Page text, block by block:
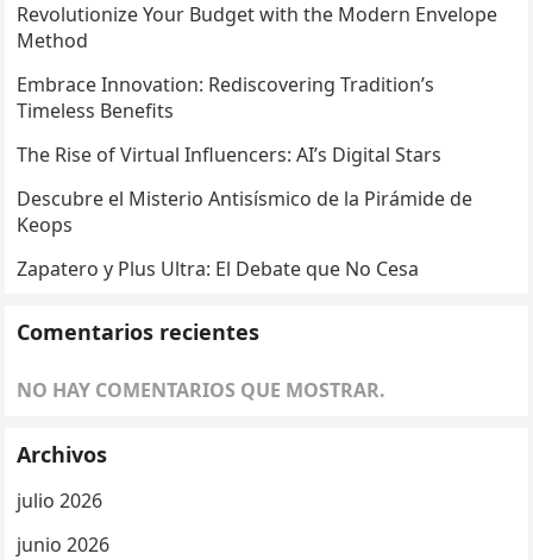
Revolutionize Your Budget with the Modern Envelope
Method
Embrace Innovation: Rediscovering Tradition’s
Timeless Benefits
The Rise of Virtual Influencers: AI’s Digital Stars
Descubre el Misterio Antisísmico de la Pirámide de
Keops
Zapatero y Plus Ultra: El Debate que No Cesa
Comentarios recientes
NO HAY COMENTARIOS QUE MOSTRAR.
Archivos
julio 2026
junio 2026